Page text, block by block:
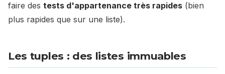
faire des tests d'appartenance très rapides (bien
plus rapides que sur une liste).
Les tuples : des listes immuables